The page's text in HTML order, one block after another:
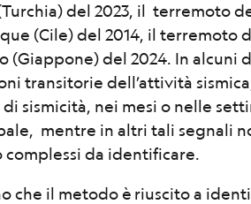
del 2023, il terremoto
(Cile) del 2014, il terremoto
(Giappone) del 2024. In alcuni
transitorie dell’attività
sismicità, nei mesi o nelle
mentre in altri tali segnali
da identificare.
che il metodo è riuscito a